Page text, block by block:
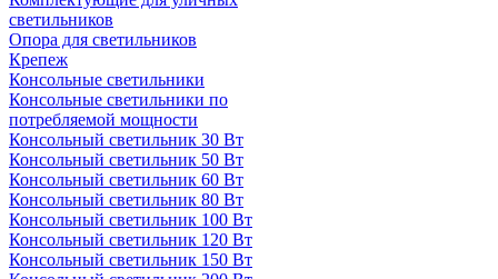
светильников
Опора для светильников
Крепеж
Консольные светильники
Консольные светильники по
потребляемой мощности
Консольный светильник 30 Вт
Консольный светильник 50 Вт
Консольный светильник 60 Вт
Консольный светильник 80 Вт
Консольный светильник 100 Вт
Консольный светильник 120 Вт
Консольный светильник 150 Вт